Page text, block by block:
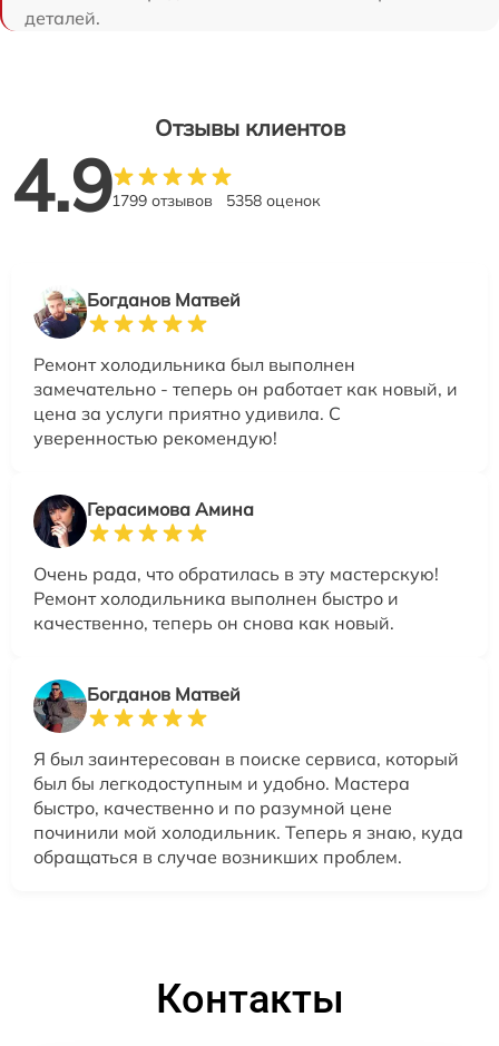
деталей.
Отзывы клиентов
4.91799 отзывов 5358 оценок
Богданов Матвей
Ремонт холодильника был выполнен
замечательно - теперь он работает как новый, и
цена за услуги приятно удивила. С
уверенностью рекомендую!
Герасимова Амина
Очень рада, что обратилась в эту мастерскую!
Ремонт холодильника выполнен быстро и
качественно, теперь он снова как новый.
Богданов Матвей
Я был заинтересован в поиске сервиса, который
был бы легкодоступным и удобно. Мастера
быстро, качественно и по разумной цене
починили мой холодильник. Теперь я знаю, куда
обращаться в случае возникших проблем.
Контакты